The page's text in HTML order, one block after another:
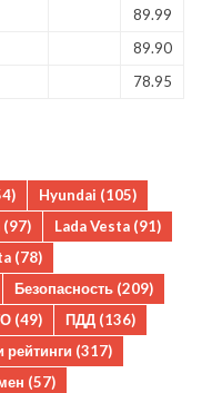
89.99
89.90
78.95
Hyundai (105)
(97) Lada Vesta (91)
(78)
Безопасность (209)
(49) ПДД (136)
рейтинги (317)
(57)